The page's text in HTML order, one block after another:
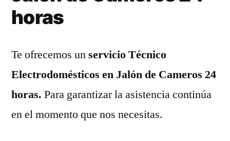
horas
Te ofrecemos unservicio Técnico
Electrodomésticos en Jalón de Cameros 24
horas. Para garantizar la asistencia continúa
en el momento que nos necesitas.